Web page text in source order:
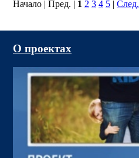
Начало | Пред. | 1 2 3 4 5 | След.
О проектах